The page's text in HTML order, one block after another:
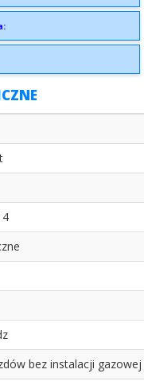
bez instalacji gazowej